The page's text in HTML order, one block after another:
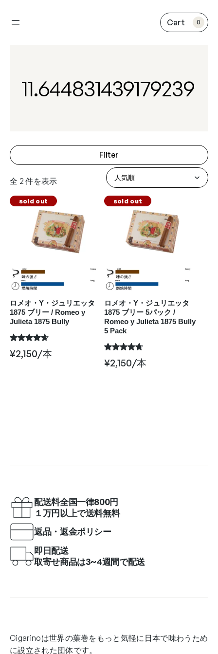
容
0
11.644831439179239
Filter
全 2 件を表示
sold out
ロメオ・Y・ジュリエッタ
1875 ブリー / Romeo y
Julieta 1875 Bully
¥2,150/本
sold out
ロメオ・Y・ジュリエッタ
1875 ブリー 5パック /
Romeo y Julieta 1875 Bully
5 Pack
¥2,150/本
配送料全国一律800円
１万円以上で送料無料
返品・返金ポリシー
即日配送
取寄せ商品は3~4週間で配送
Cigarinoは世界の葉巻をもっと気軽に日本で味わうため
に設立された団体です。